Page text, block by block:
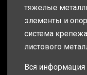
тяжелые
элементы и
система
листового
Вся